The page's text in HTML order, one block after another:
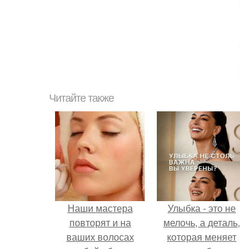
Читайте также
Наши мастера
повторят и на
ваших волосах
Улыбка - это не
мелочь, а деталь,
которая меняет